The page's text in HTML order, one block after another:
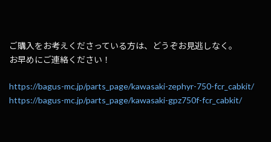
ご購入をお考えくださっている方は、どうぞお見逃しなく。
お早めにご連絡ください！
https://bagus-mc.jp/parts_page/kawasaki-zephyr-750-fcr_cabkit/
https://bagus-mc.jp/parts_page/kawasaki-gpz750f-fcr_cabkit/